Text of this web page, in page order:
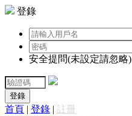
登錄
安全提問(未設定請忽略)
登錄
首頁 | 登錄 | 註冊